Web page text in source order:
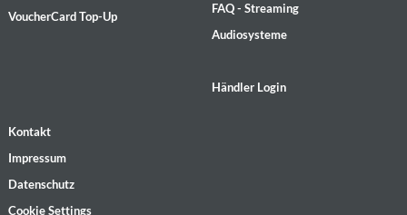
VoucherCard Top-Up
FAQ - Streaming
Audiosysteme
Händler Login
Kontakt
Impressum
Datenschutz
Cookie Settings